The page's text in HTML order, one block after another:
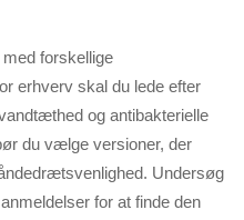
forskellige
erhverv skal du lede efter
og antibakterielle
du vælge versioner, der
Undersøg
for at finde den